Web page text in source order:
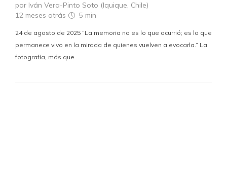
por Iván Vera-Pinto Soto (Iquique, Chile)
12 meses atrás
5 min
24 de agosto de 2025 “La memoria no es lo que ocurrió; es lo que
permanece vivo en la mirada de quienes vuelven a evocarla.” La
fotografía, más que…